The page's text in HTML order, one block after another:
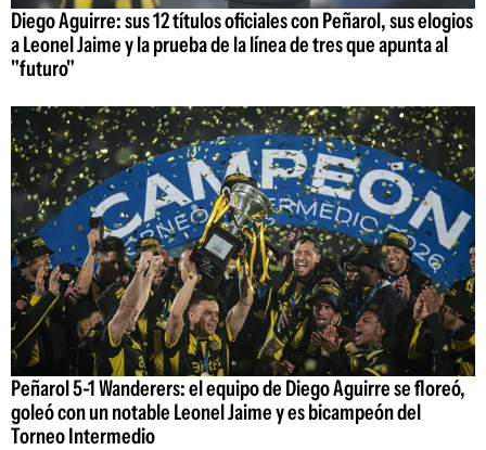
Diego Aguirre: sus 12 títulos oficiales con Peñarol, sus elogios
a Leonel Jaime y la prueba de la línea de tres que apunta al
"futuro"
Peñarol 5-1 Wanderers: el equipo de Diego Aguirre se floreó,
goleó con un notable Leonel Jaime y es bicampeón del
Torneo Intermedio